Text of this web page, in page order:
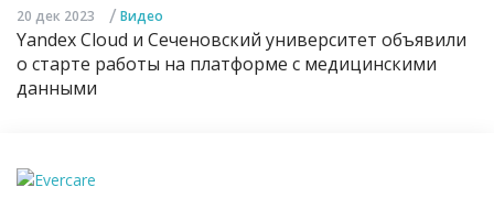
20 дек 2023 / Видео
Yandex Cloud и Сеченовский университет объявили
о старте работы на платформе с медицинскими
данными